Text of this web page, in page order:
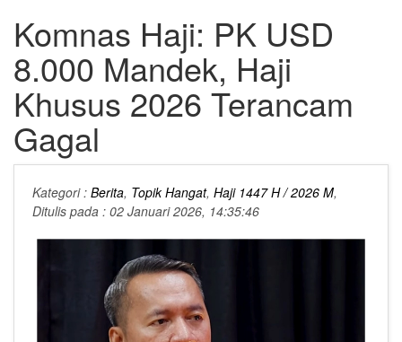
Komnas Haji: PK USD
8.000 Mandek, Haji
Khusus 2026 Terancam
Gagal
Kategori : Berita, Topik Hangat, Haji 1447 H / 2026 M,
Ditulis pada : 02 Januari 2026, 14:35:46